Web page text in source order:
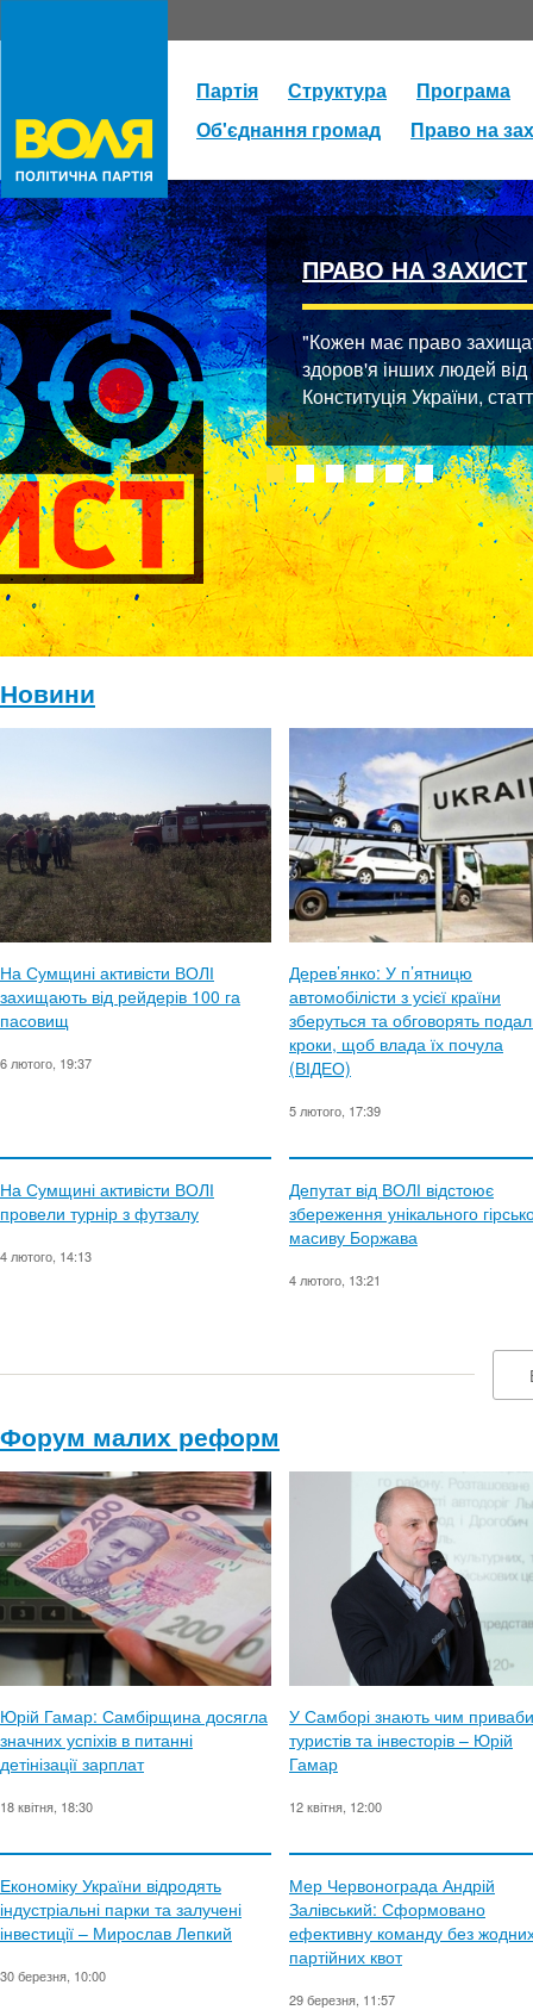
Партія Структура
Програма
Об'єднання громад
Право на
ПРАВО НА ЗАХИСТ
"Кожен має право
здоров'я інших людей
Конституція України,
Новини
На Сумщині активісти ВОЛІ
захищають від рейдерів 100 га
пасовищ
6 лютого, 19:37
Дерев’янко: У п’ятницю
автомобілісти з усієї країни
зберуться та обговорять
кроки, щоб влада їх почула
(ВІДЕО)
5 лютого, 17:39
На Сумщині активісти ВОЛІ
провели турнір з футзалу
4 лютого, 14:13
Депутат від ВОЛІ відстоює
збереження унікального
масиву Боржава
4 лютого, 13:21
Форум малих реформ
Юрій Гамар: Самбірщина досягла
значних успіхів в питанні
детінізації зарплат
18 квітня, 18:30
У Самборі знають чим
туристів та інвесторів – Юрій
Гамар
12 квітня, 12:00
Економіку України відродять
індустріальні парки та залучені
інвестиції – Мирослав Лепкий
30 березня, 10:00
Мер Червонограда Андрій
Залівський: Сформовано
ефективну команду без
партійних квот
29 березня, 11:57